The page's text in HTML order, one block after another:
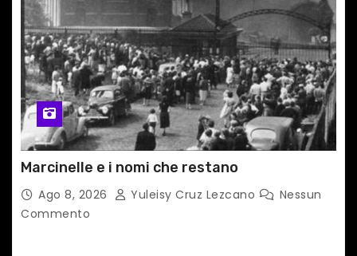
Marcinelle e i nomi che restano
Ago 8, 2026 Yuleisy Cruz Lezcano
Nessun
Commento